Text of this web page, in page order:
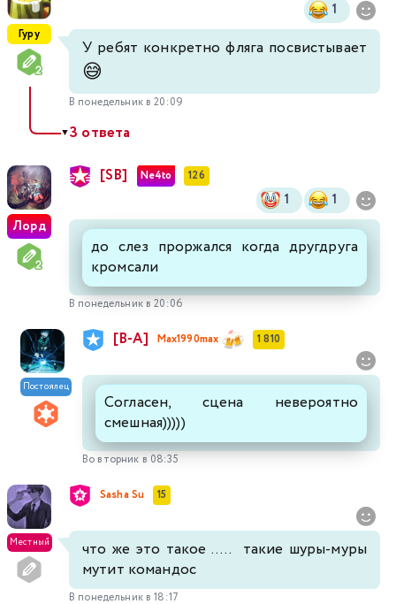
Гуру
1
У ребят конкретно фляга посвистывает
😅
В понедельник в 20:09
▼3 ответа
Лорд
[SB] Ne4to 126
1 1
до слез проржался когда другдруга
кромсали
В понедельник в 20:06
Постоялец
[В-А] Max1990max 1 810
Согласен, сцена невероятно
смешная)))))
Во вторник в 08:35
Местный
Sasha Su 15
что же это такое ..... такие шуры-муры
мутит командос
В понедельник в 18:17